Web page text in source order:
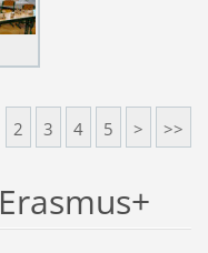
2 3 4 5 > >>